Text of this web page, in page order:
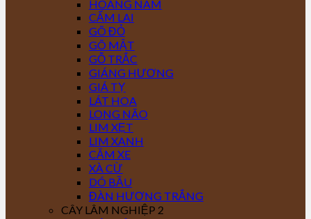
HOÀNG NAM
CẨM LAI
GÕ ĐỎ
GÕ MẬT
GỖ TRẮC
GIÁNG HƯƠNG
GIÁ TỴ
LÁT HOA
LONG NÃO
LIM XẸT
LIM XANH
CĂM XE
XÀ CỪ
DÓ BẦU
ĐÀN HƯƠNG TRẮNG
CÂY LÂM NGHIỆP 2